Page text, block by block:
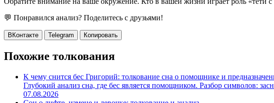
💬 Понравился анализ? Поделитесь с друзьями!
ВКонтакте Telegram Копировать
Похожие толкования
К чему снится бес Григорий: толкование сна о помощнике и
Глубокий анализ сна, где бес является помощником. Разбор символов:
07.08.2026